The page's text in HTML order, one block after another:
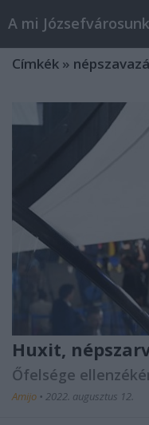
A mi Józsefvárosunk
Címkék »
Huxit,
Őfelsége
Amijo • 2022. augusztus 12.